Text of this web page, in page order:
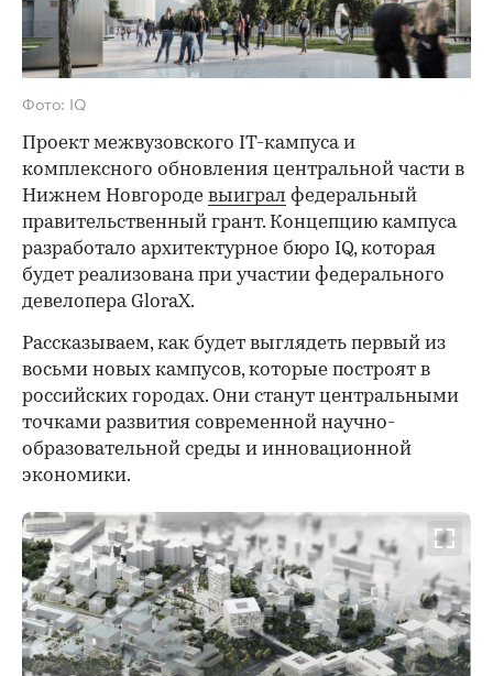
Фото: IQ
Проект межвузовского IT-кампуса и
комплексного обновления центральной части в
Нижнем Новгороде выиграл федеральный
правительственный грант. Концепцию кампуса
разработало архитектурное бюро IQ, которая
будет реализована при участии федерального
девелопера GloraХ.
Рассказываем, как будет выглядеть первый из
восьми новых кампусов, которые построят в
российских городах. Они станут центральными
точками развития современной научно-
образовательной среды и инновационной
экономики.